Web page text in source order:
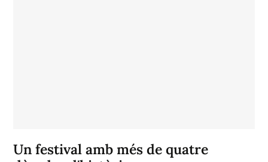
Un festival amb més de quatre